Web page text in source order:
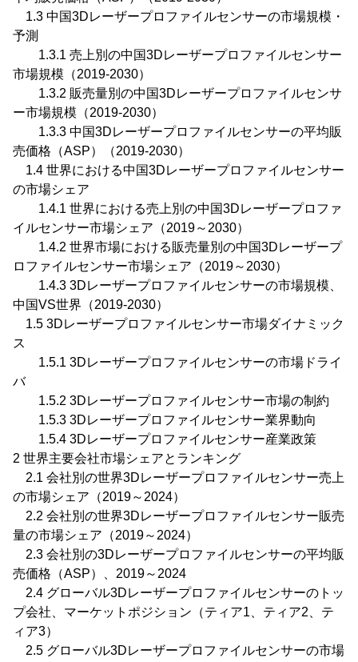
1.3 中国3Dレーザープロファイルセンサーの市場規模・
予測
1.3.1 売上別の中国3Dレーザープロファイルセンサー
市場規模（2019-2030）
1.3.2 販売量別の中国3Dレーザープロファイルセンサ
ー市場規模（2019-2030）
1.3.3 中国3Dレーザープロファイルセンサーの平均販
売価格（ASP）（2019-2030）
1.4 世界における中国3Dレーザープロファイルセンサー
の市場シェア
1.4.1 世界における売上別の中国3Dレーザープロファ
イルセンサー市場シェア（2019～2030）
1.4.2 世界市場における販売量別の中国3Dレーザープ
ロファイルセンサー市場シェア（2019～2030）
1.4.3 3Dレーザープロファイルセンサーの市場規模、
中国VS世界（2019-2030）
1.5 3Dレーザープロファイルセンサー市場ダイナミック
ス
1.5.1 3Dレーザープロファイルセンサーの市場ドライ
バ
1.5.2 3Dレーザープロファイルセンサー市場の制約
1.5.3 3Dレーザープロファイルセンサー業界動向
1.5.4 3Dレーザープロファイルセンサー産業政策
2 世界主要会社市場シェアとランキング
2.1 会社別の世界3Dレーザープロファイルセンサー売上
の市場シェア（2019～2024）
2.2 会社別の世界3Dレーザープロファイルセンサー販売
量の市場シェア（2019～2024）
2.3 会社別の3Dレーザープロファイルセンサーの平均販
売価格（ASP）、2019～2024
2.4 グローバル3Dレーザープロファイルセンサーのトッ
プ会社、マーケットポジション（ティア1、ティア2、テ
ィア3）
2.5 グローバル3Dレーザープロファイルセンサーの市場